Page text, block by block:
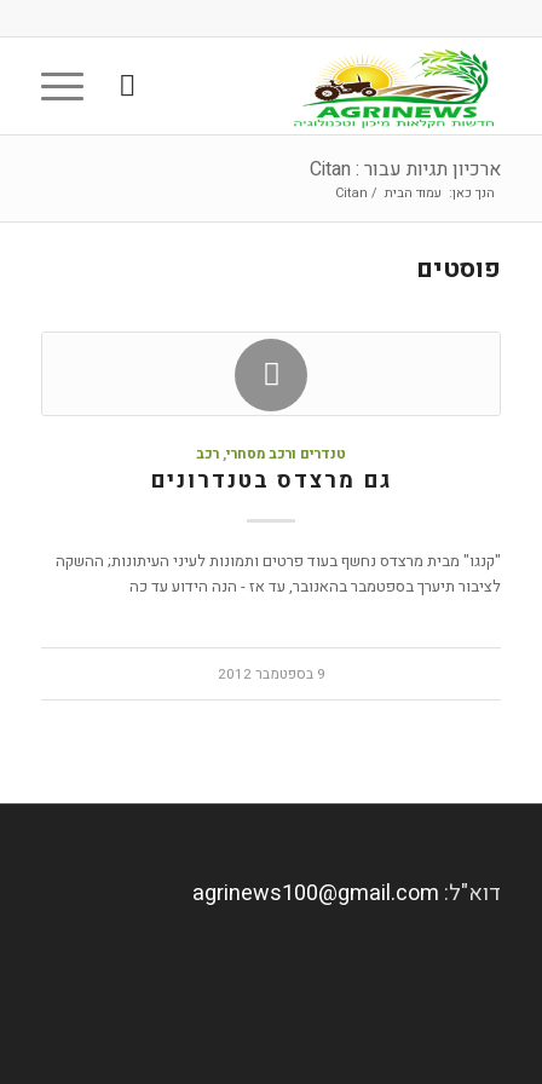
ארכיון תגיות עבור : Citan
הנך כאן: עמוד הבית /
Citan
פוסטים
טנדרים ורכב מסחרי, רכב
גם מרצדס בטנדרונים
"קנגו" מבית מרצדס נחשף בעוד פרטים ותמונות לעיני העיתונות; ההשקה
לציבור תיערך בספטמבר בהאנובר, עד אז - הנה הידוע עד כה
9 בספטמבר 2012
דוא"ל: agrinews100@gmail.com